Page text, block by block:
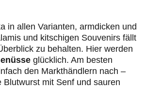
in allen Varianten, armdicken und
und kitschigen Souvenirs fällt
zu behalten. Hier werden
glücklich. Am besten
den Markthändlern nach –
Blutwurst mit Senf und sauren